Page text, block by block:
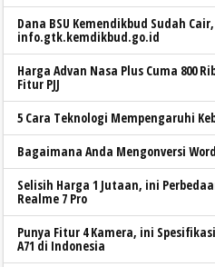
Dana BSU Kemendikbud Sudah
info.gtk.kemdikbud.go.id
Harga Advan Nasa Plus Cuma 800
Fitur PJJ
5 Cara Teknologi Mempengaruhi
Bagaimana Anda Mengonversi
Selisih Harga 1 Jutaan, ini
Realme 7 Pro
Punya Fitur 4 Kamera, ini
A71 di Indonesia